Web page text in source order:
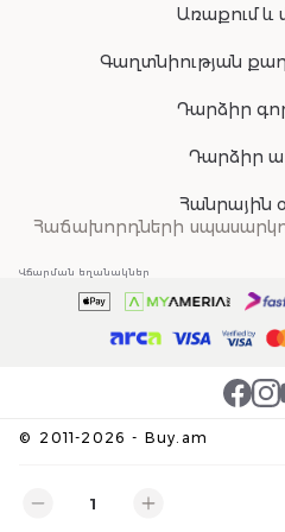
Առաքում և
Գաղտնիության
Դարձիր
Դարձիր
Հանրային
Հաճախորդների
© 2011-2026 - Buy.am
Վճարման եղանակներ